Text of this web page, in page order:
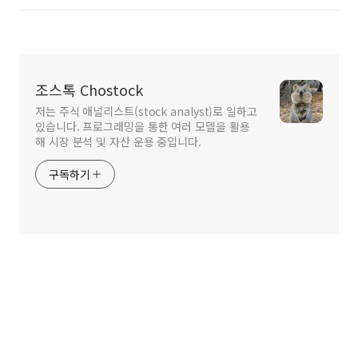
조스톡 Chostock
저는 주식 애널리스트(stock analyst)로 일하고
있습니다. 프로그래밍을 통한 여러 모델을 활용
해 시장 분석 및 자산 운용 중입니다.
구독하기